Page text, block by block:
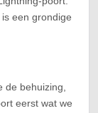
een grondige
de behuizing,
eerst wat we